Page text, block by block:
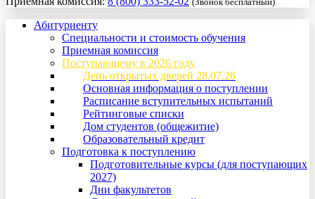
Абитуриенту
Специальности и стоимость обучения
Приемная комиссия
Поступающему в 2026 году
День открытых дверей 28.07.26
Основная информация о поступлении
Расписание вступительных испытаний
Рейтинговые списки
Дом студентов (общежитие)
Образовательный кредит
Подготовка к поступлению
Подготовительные курсы (для поступающих
2027)
Дни факультетов